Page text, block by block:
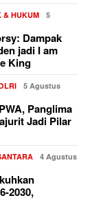
& HUKUM
5
Dampak
jadi I am
King
5 Agustus
Panglima
Jadi Pilar
4 Agustus
2030,